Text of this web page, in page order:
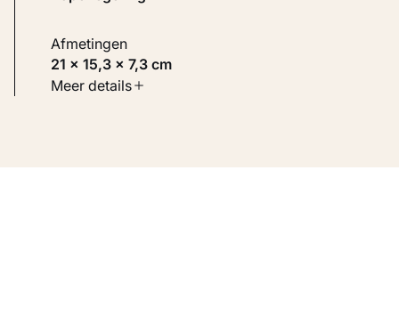
Afmetingen
21 × 15,3 × 7,3 cm
Soort werk
Meer details